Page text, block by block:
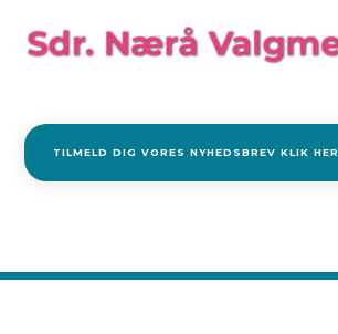
TILMELD DIG VORES NYHEDSBREV KLIK HER